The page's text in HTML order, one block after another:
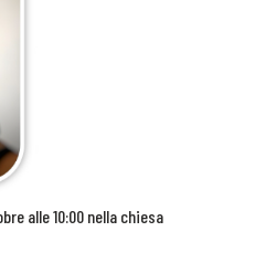
alle 10:00 nella chiesa